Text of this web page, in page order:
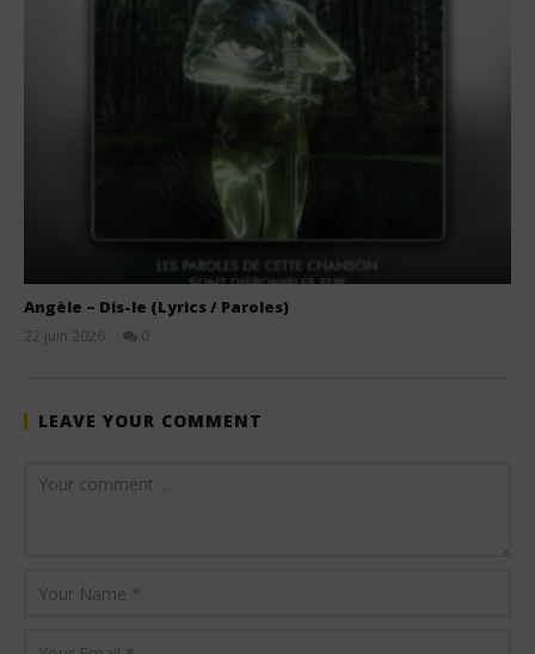
Angèle – Dis-le (Lyrics / Paroles)
22 juin 2026
0
LEAVE YOUR COMMENT